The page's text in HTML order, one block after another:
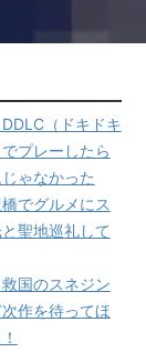
DDLC（ドキドキ
プレーしたら
ゃなかった
でグルメにス
聖地巡礼して
救国のスネジン
作を待ってほ